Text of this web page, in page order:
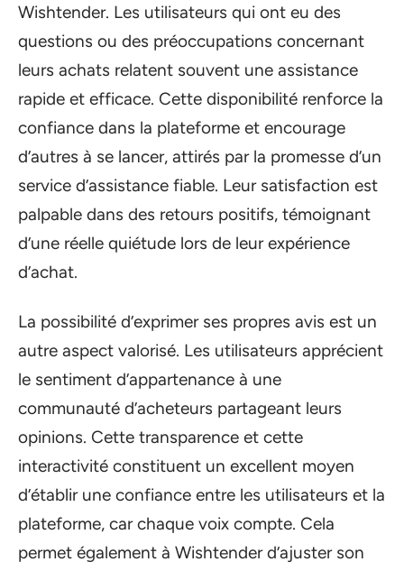
Wishtender. Les utilisateurs qui ont eu des
questions ou des préoccupations concernant
leurs achats relatent souvent une assistance
rapide et efficace. Cette disponibilité renforce la
confiance dans la plateforme et encourage
d’autres à se lancer, attirés par la promesse d’un
service d’assistance fiable. Leur satisfaction est
palpable dans des retours positifs, témoignant
d’une réelle quiétude lors de leur expérience
d’achat.
La possibilité d’exprimer ses propres avis est un
autre aspect valorisé. Les utilisateurs apprécient
le sentiment d’appartenance à une
communauté d’acheteurs partageant leurs
opinions. Cette transparence et cette
interactivité constituent un excellent moyen
d’établir une confiance entre les utilisateurs et la
plateforme, car chaque voix compte. Cela
permet également à Wishtender d’ajuster son